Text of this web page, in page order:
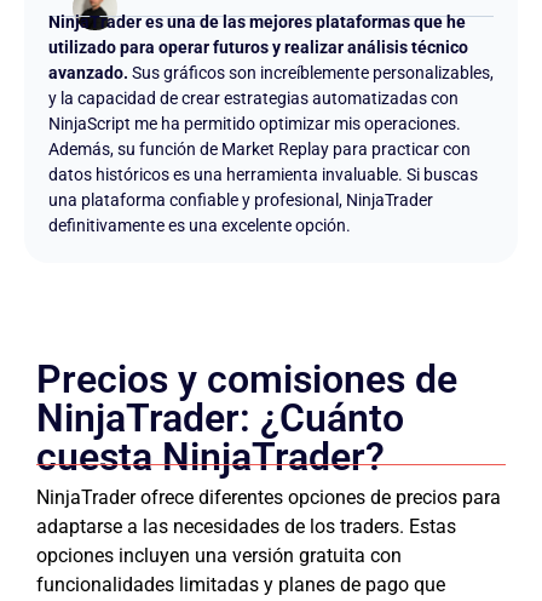
NinjaTrader es una de las mejores plataformas que he
utilizado para operar futuros y realizar análisis técnico
avanzado. Sus gráficos son increíblemente personalizables,
y la capacidad de crear estrategias automatizadas con
NinjaScript me ha permitido optimizar mis operaciones.
Además, su función de Market Replay para practicar con
datos históricos es una herramienta invaluable. Si buscas
una plataforma confiable y profesional, NinjaTrader
definitivamente es una excelente opción.
Precios y comisiones de
NinjaTrader: ¿Cuánto
cuesta NinjaTrader?
NinjaTrader ofrece diferentes opciones de precios para
adaptarse a las necesidades de los traders. Estas
opciones incluyen una versión gratuita con
funcionalidades limitadas y planes de pago que